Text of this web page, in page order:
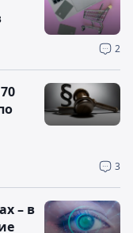
2
3
– в